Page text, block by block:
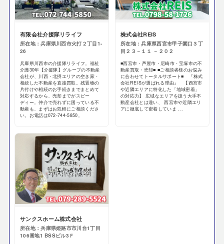
有限会社介援隊リライフ
所在地：兵庫県川西市火打２丁目1-
26
兵庫県川西市の介援隊リライフ。福祉
介護30年【介援隊】グループの不動産
会社が、川西・北摂エリアの空き家・
相続した不動産を直接買取。残置物の
片付けや相続のお手続きまでまとめて
対応するから、売却までがスピー
ディー。仲介で売れずに困っている不
動産も、まずはお気軽にご相談くださ
い。お電話は072-744-5850。
株式会社REIS
所在地：兵庫県西宮市甲子園口３丁
目２３－１１ －２０２
■西宮市・芦屋市・尼崎市・宝塚市の不
動産買取・売却■ ■ご相談者様のお悩み
に合わせてトータルサポート■ 『株式
会社REISが選ばれる理由』 【西宮市
や近隣エリアに特化した「地域密着」
の対応力】 広域なエリアを扱う大手不
動産会社とは違い、 西宮市や近隣エリ
アに徹底して密着していま ...
サンクスホーム株式会社
所在地：兵庫県姫路市市川台1丁目
106番地1 BSSビル3Ｆ